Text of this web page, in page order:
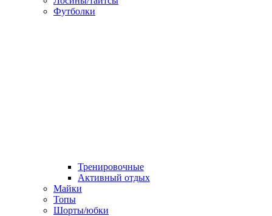
Футболки
Тренировочные
Активный отдых
Майки
Топы
Шорты/юбки